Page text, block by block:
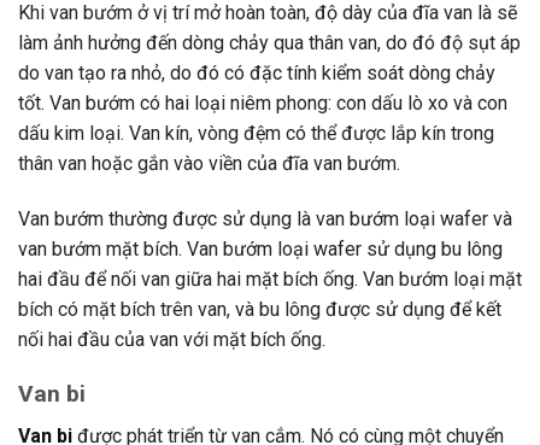
Khi van bướm ở vị trí mở hoàn toàn, độ dày của đĩa van là sẽ
làm ảnh hưởng đến dòng chảy qua thân van, do đó độ sụt áp
do van tạo ra nhỏ, do đó có đặc tính kiểm soát dòng chảy
tốt. Van bướm có hai loại niêm phong: con dấu lò xo và con
dấu kim loại. Van kín, vòng đệm có thể được lắp kín trong
thân van hoặc gắn vào viền của đĩa van bướm.
Van bướm thường được sử dụng là van bướm loại wafer và
van bướm mặt bích. Van bướm loại wafer sử dụng bu lông
hai đầu để nối van giữa hai mặt bích ống. Van bướm loại mặt
bích có mặt bích trên van, và bu lông được sử dụng để kết
nối hai đầu của van với mặt bích ống.
Van bi
Van bi được phát triển từ van cắm. Nó có cùng một chuyển